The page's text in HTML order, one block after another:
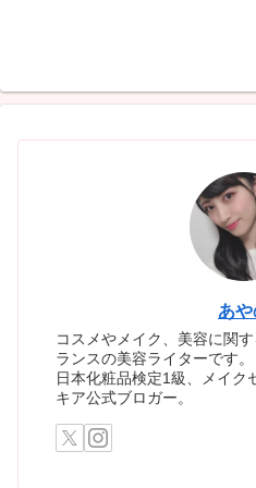
あ
コスメやメイク、美容に関
ランスの美容ライターです
日本化粧品検定1級、メイク
キア公式ブロガー。